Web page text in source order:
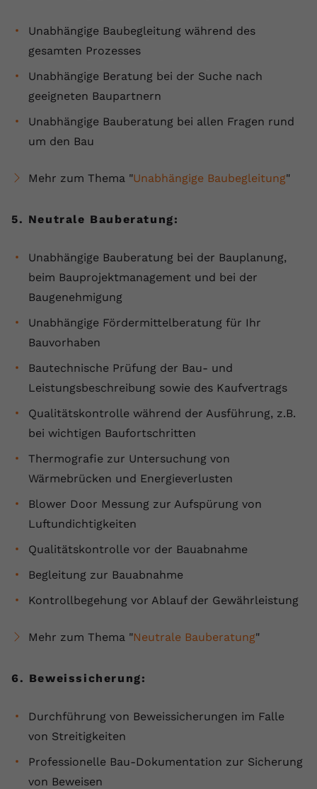
Unabhängige Baubegleitung während des
gesamten Prozesses
Unabhängige Beratung bei der Suche nach
geeigneten Baupartnern
Unabhängige Bauberatung bei allen Fragen rund
um den Bau
Mehr zum Thema "Unabhängige Baubegleitung"
5. Neutrale Bauberatung:
Unabhängige Bauberatung bei der Bauplanung,
beim Bauprojektmanagement und bei der
Baugenehmigung
Unabhängige Fördermittelberatung für Ihr
Bauvorhaben
Bautechnische Prüfung der Bau- und
Leistungsbeschreibung sowie des Kaufvertrags
Qualitätskontrolle während der Ausführung, z.B.
bei wichtigen Baufortschritten
Thermografie zur Untersuchung von
Wärmebrücken und Energieverlusten
Blower Door Messung zur Aufspürung von
Luftundichtigkeiten
Qualitätskontrolle vor der Bauabnahme
Begleitung zur Bauabnahme
Kontrollbegehung vor Ablauf der Gewährleistung
Mehr zum Thema "Neutrale Bauberatung"
6. Beweissicherung:
Durchführung von Beweissicherungen im Falle
von Streitigkeiten
Professionelle Bau-Dokumentation zur Sicherung
von Beweisen